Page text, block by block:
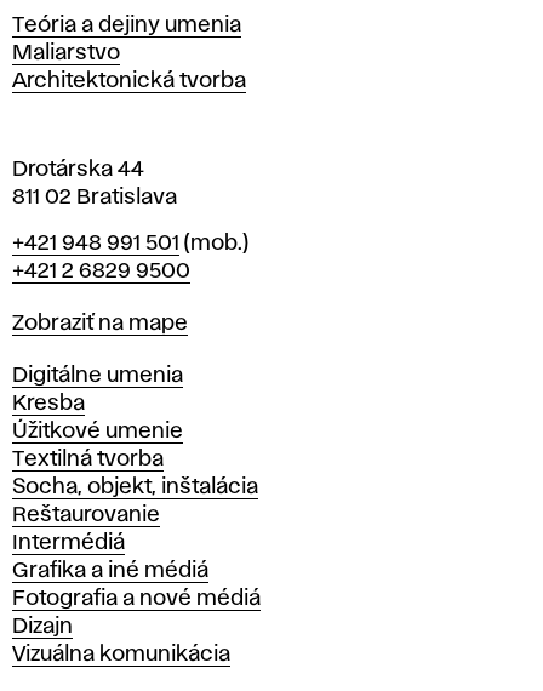
s
l
a
v
Katedry
Teória a dejiny umenia
Maliarstvo
Architektonická tvorba
Drotárska 44
811 02 Bratislava
Telefón
+421 948 991 501 (mob.)
+421 2 6829 9500
Mapa
Zobraziť na mape
Katedry
Digitálne umenia
Kresba
Úžitkové umenie
Textilná tvorba
Socha, objekt, inštalácia
Reštaurovanie
Intermédiá
Grafika a iné médiá
Fotografia a nové médiá
Dizajn
Vizuálna komunikácia